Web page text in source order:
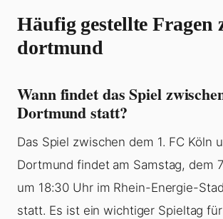
Häufig gestellte Fragen
dortmund
Wann findet das Spiel
Dortmund statt?
Das Spiel zwischen dem 1. FC Köln
Dortmund findet am Samstag, dem
um 18:30 Uhr im Rhein-Energie-
statt. Es ist ein wichtiger Spieltag